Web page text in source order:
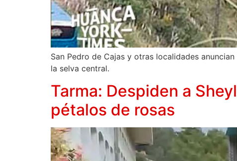
San Pedro de Cajas y otras localidades
la selva central.
Tarma: Despiden a
pétalos de rosas